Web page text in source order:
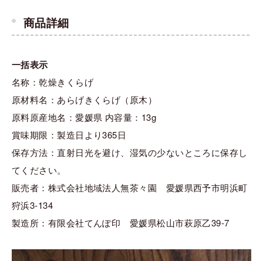
商品詳細
一括表示
名称：乾燥きくらげ
原材料名：あらげきくらげ（原木）
原料原産地名：愛媛県 内容量：13g
賞味期限：製造日より365日
保存方法：直射日光を避け、湿気の少ないところに保存し
てください。
販売者：株式会社地域法人無茶々園 愛媛県西予市明浜町
狩浜3-134
製造所：有限会社てんぽ印 愛媛県松山市萩原乙39-7